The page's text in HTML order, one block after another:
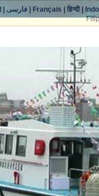
فارسی| Français हिन्दी|